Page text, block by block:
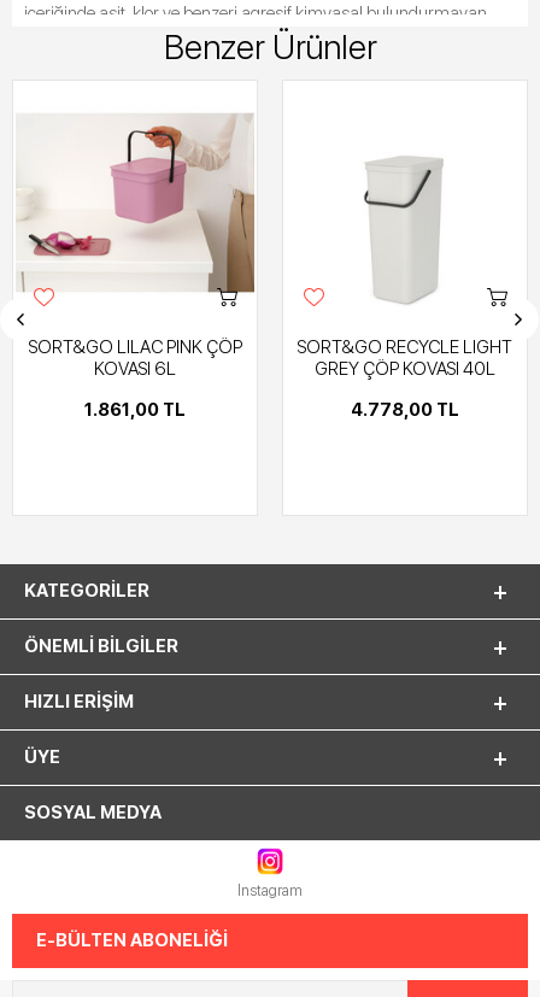
içeriğinde asit, klor ve benzeri agresif kimyasal bulundurmayan
genel temizlik malzemeleri ile temizlenmelidir.
* Belçika menşeilidir.
Yükseklik:66.6 cm
Benzer Ürünler
SORT&GO LILAC PINK ÇÖP
KOVASI 6L
1.861,00 TL
SORT&GO RECYCLE LIGHT
GREY ÇÖP KOVASI 40L
4.778,00 TL
KATEGORILER
ÖNEMLI BILGILER
HIZLI ERIŞIM
ÜYE
SOSYAL MEDYA
Instagram
E-BÜLTEN ABONELİĞİ